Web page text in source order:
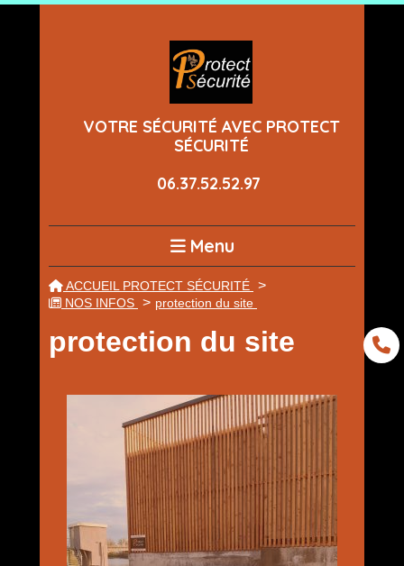
VOTRE SÉCURITÉ AVEC PROTECT
SÉCURITÉ
06.37.52.52.97
Menu
ACCUEIL PROTECT SÉCURITÉ
NOS INFOS
protection du site
protection du site
Panneau de gestion des cookies